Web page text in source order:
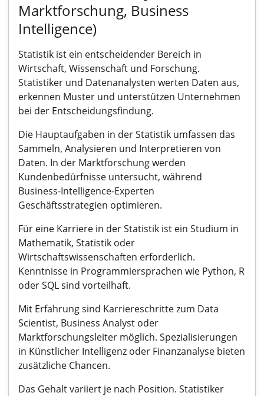
Marktforschung, Business
Intelligence)
Statistik ist ein entscheidender Bereich in
Wirtschaft, Wissenschaft und Forschung.
Statistiker und Datenanalysten werten Daten aus,
erkennen Muster und unterstützen Unternehmen
bei der Entscheidungsfindung.
Die Hauptaufgaben in der Statistik umfassen das
Sammeln, Analysieren und Interpretieren von
Daten. In der Marktforschung werden
Kundenbedürfnisse untersucht, während
Business-Intelligence-Experten
Geschäftsstrategien optimieren.
Für eine Karriere in der Statistik ist ein Studium in
Mathematik, Statistik oder
Wirtschaftswissenschaften erforderlich.
Kenntnisse in Programmiersprachen wie Python, R
oder SQL sind vorteilhaft.
Mit Erfahrung sind Karriereschritte zum Data
Scientist, Business Analyst oder
Marktforschungsleiter möglich. Spezialisierungen
in Künstlicher Intelligenz oder Finanzanalyse bieten
zusätzliche Chancen.
Das Gehalt variiert je nach Position. Statistiker